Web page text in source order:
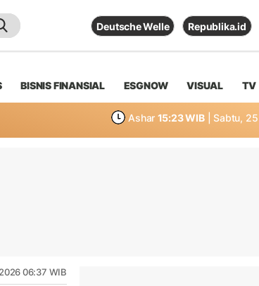
Deutsche Welle Republika.id
BISNIS FINANSIAL ESGNOW VISUAL TV
Ashar 15:23 WIB | Sabtu,
06:37 WIB